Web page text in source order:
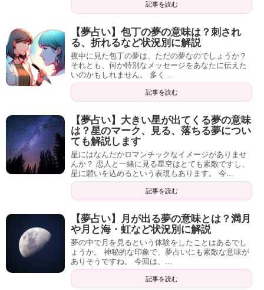
楽天市場
記事の続きを読む
記事を読む
【夢占い】包丁の夢の意味は？刺され
る、折れるなど状況別に解説
夜中に見た包丁の夢は、ただの夢なのでしょうか？
それとも、何か特別なメッセージをあなたに伝えた
いのかもしれません。 多く...
記事を読む
【夢占い】大きい星が出てくる夢の意味
は？星のマーク、見る、落ちる夢につい
ても解説します
星にはなんだかロマンチックなイメージがありませ
んか？ 恋人と一緒に見る星空はとても素敵ですし、
星に願いを込めるという表現もあります。 今...
記事を読む
【夢占い】月が出る夢の意味とは？満月
や月と海・虹など状況別に解説
夢の中で月を見るという体験をしたことはあるでし
ょうか。 神秘的な印象で、夢占いにも素敵な意味が
ありそうですね。 今回は、...
記事を読む